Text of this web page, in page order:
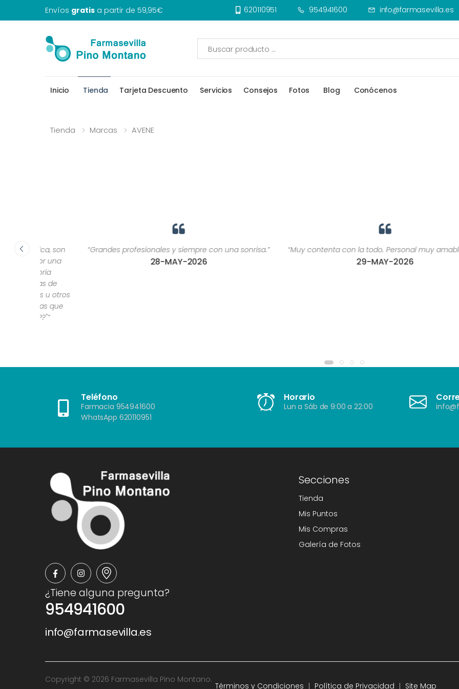
Envíos gratis a partir de 59,95€ 620110951 954941600 info@farmasevilla.es
Inicio Tienda Tarjeta Descuento Servicios Consejos Fotos Blog Conócenos
Tienda Marcas AVENE
son
“Grandes profesionales y siempre con una sonrisa.”
28-MAY-2026
“Muy contenta con la todo. Personal muy amable ????”
29-MAY-2026
Teléfono
Farmacia 954941600
WhatsApp 620110951
Horario
Lun a Sáb de 9:00 a 22:00
¿Tiene alguna pregunta?
954941600
info@farmasevilla.es
Secciones
Tienda
Mis Puntos
Mis Compras
Galería de Fotos
Copyright © 2026 Farmasevilla Pino Montano.
Términos y Condiciones Política de Privacidad Site Map